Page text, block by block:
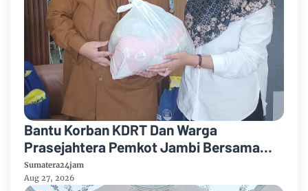
Bantu Korban KDRT Dan Warga
Prasejahtera Pemkot Jambi Bersama
PTPN IV Regional IV Salurkan Paket
Sembako
Sumatera24jam
Aug 27, 2026